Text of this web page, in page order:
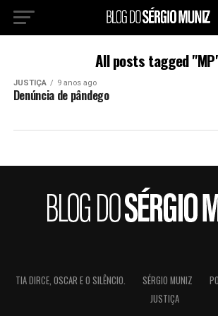
All posts tagged
JUSTIÇA 9 anos ago
Denúncia de pândego
TIA DIRCE, OSCAR E O SILÊNCIO. SÉRGIO MUNIZ
JUSTIÇA